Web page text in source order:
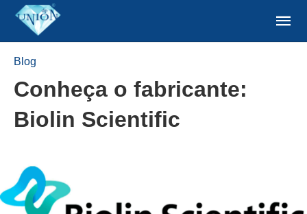
Blog
Conheça o fabricante:
Biolin Scientific